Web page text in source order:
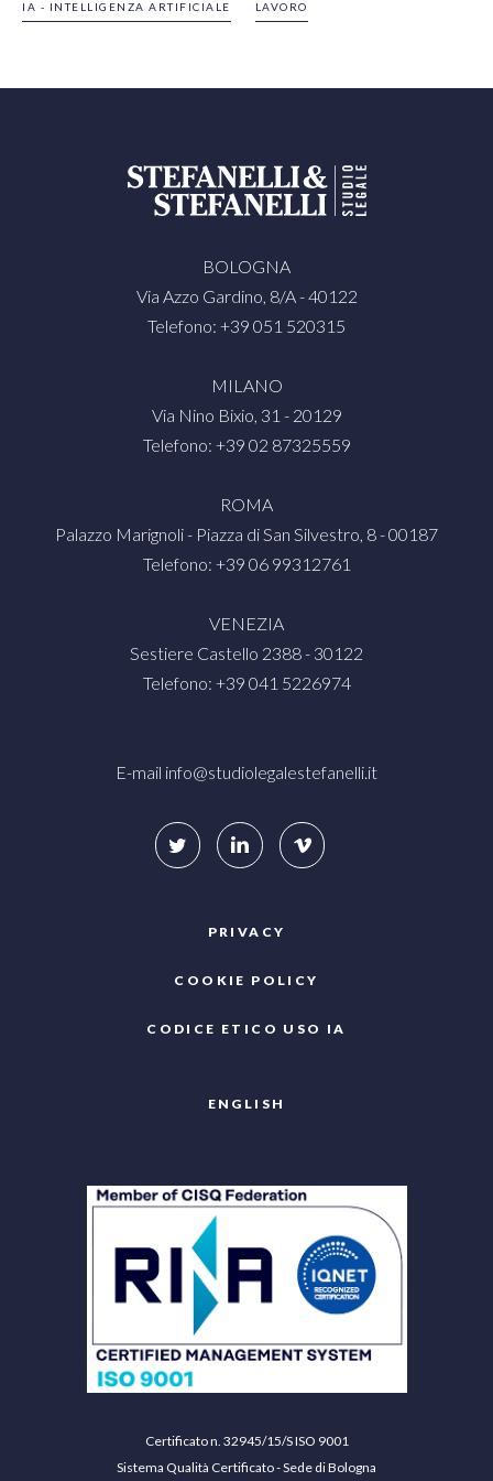
IA - INTELLIGENZA ARTIFICIALE LAVORO
BOLOGNA
Via Azzo Gardino, 8/A - 40122
Telefono: +39 051 520315
MILANO
Via Nino Bixio, 31 - 20129
Telefono: +39 02 87325559
ROMA
Palazzo Marignoli - Piazza di San Silvestro, 8 - 00187
Telefono: +39 06 99312761
VENEZIA
Sestiere Castello 2388 - 30122
Telefono: +39 041 5226974
E-mail info@studiolegalestefanelli.it
PRIVACY
COOKIE POLICY
CODICE ETICO USO IA
ENGLISH
Certificato n. 32945/15/S ISO 9001
Sistema Qualità Certificato - Sede di Bologna